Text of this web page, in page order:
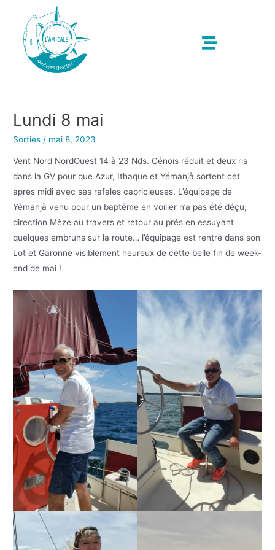
Lundi 8 mai
Sorties / mai 8, 2023
Vent Nord NordOuest 14 à 23 Nds. Génois réduit et deux ris
dans la GV pour que Azur, Ithaque et Yémanjà sortent cet
après midi avec ses rafales capricieuses. L’équipage de
Yémanjà venu pour un baptême en voilier n’a pas été déçu;
direction Mèze au travers et retour au prés en essuyant
quelques embruns sur la route… l’équipage est rentré dans son
Lot et Garonne visiblement heureux de cette belle fin de week-
end de mai !